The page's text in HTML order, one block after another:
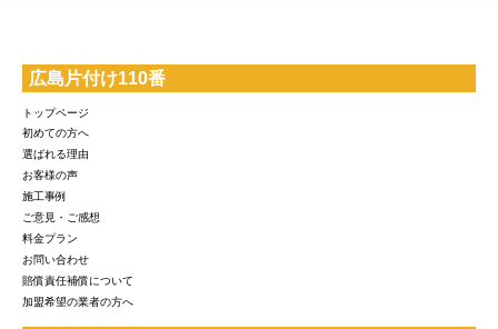
広島片付け110番
トップページ
初めての方へ
選ばれる理由
お客様の声
施工事例
ご意見・ご感想
料金プラン
お問い合わせ
賠償責任補償について
加盟希望の業者の方へ